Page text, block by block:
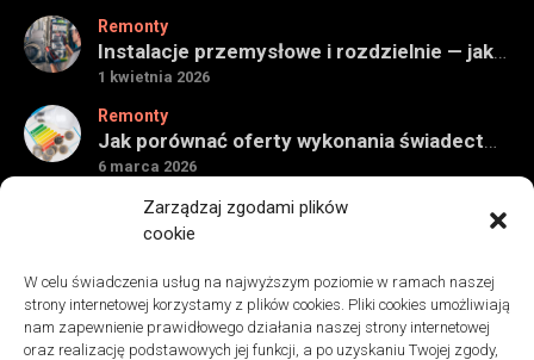
Zarządzaj zgodami plików
cookie
W celu świadczenia usług na najwyższym poziomie w ramach naszej
strony internetowej korzystamy z plików cookies. Pliki cookies umożliwiają
nam zapewnienie prawidłowego działania naszej strony internetowej
oraz realizację podstawowych jej funkcji, a po uzyskaniu Twojej zgody,
Remonty
Instalacje przemysłowe i rozdzielnie — jak ocenić wykonawcę do obiektu technicznego
1 kwietnia 2026
Remonty
Jak porównać oferty wykonania świadectwa energetycznego bez wpadek
6 marca 2026
Remonty
Znaczenie detali montażowych w codziennej pracy technicznej
Remonty
Podłogi winylowe – jakie mają zalety w porównaniu z drewnianymi
2 listopada 2025